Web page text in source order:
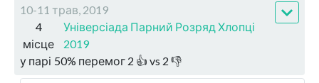
10-11 трав, 2019
4
місце
Універсіада Парний Розряд Хлопці
2019
у парі 50% перемог 2 👍 vs 2 👎